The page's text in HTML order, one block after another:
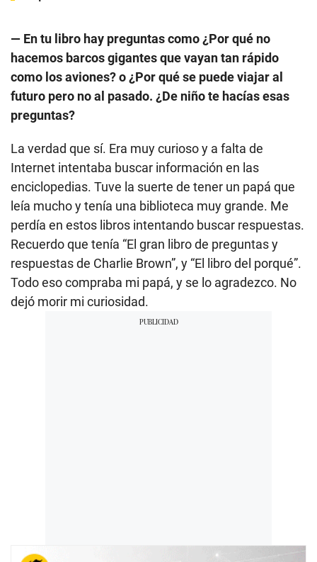
— En tu libro hay preguntas como ¿Por qué no
hacemos barcos gigantes que vayan tan rápido
como los aviones? o ¿Por qué se puede viajar al
futuro pero no al pasado. ¿De niño te hacías esas
preguntas?
La verdad que sí. Era muy curioso y a falta de
Internet intentaba buscar información en las
enciclopedias. Tuve la suerte de tener un papá que
leía mucho y tenía una biblioteca muy grande. Me
perdía en estos libros intentando buscar respuestas.
Recuerdo que tenía “El gran libro de preguntas y
respuestas de Charlie Brown”, y “El libro del porqué”.
Todo eso compraba mi papá, y se lo agradezco. No
dejó morir mi curiosidad.